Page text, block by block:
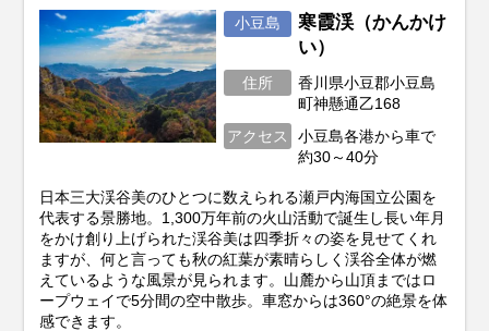
小豆島
寒霞渓（かんかけ
い）
住所
香川県小豆郡小豆島
町神懸通乙168
アクセス
小豆島各港から車で
約30～40分
日本三大渓谷美のひとつに数えられる瀬戸内海国立公園を
代表する景勝地。1,300万年前の火山活動で誕生し長い年月
をかけ創り上げられた渓谷美は四季折々の姿を見せてくれ
ますが、何と言っても秋の紅葉が素晴らしく渓谷全体が燃
えているような風景が見られます。山麓から山頂まではロ
ープウェイで5分間の空中散歩。車窓からは360°の絶景を体
感できます。